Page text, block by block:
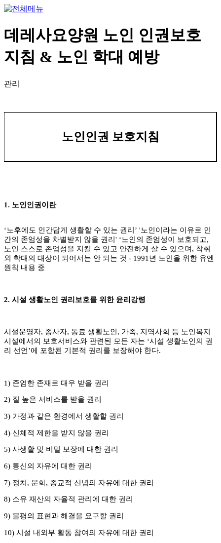
데레사요양원 노인 인권보호
지침 & 노인 학대 예방
관리
노인인권 보호지침
1. 노인인권이란
‘노후에도 인간답게 생활할 수 있는 권리 ’ '노인이라는 이유로 인
간의 존엄성을 차별받지 않을 권리 ' ‘노인의 존엄성이 보호되고,
노인 스스로 존엄성을 지킬 수 있고 안전하게 살 수 있으며 , 착취
외 학대의 대상이 되어서는 안 되는 것 - 1991 년 노인을 위한 유엔
원칙 내용 중
2. 시설 생활노인 권리보호를 위한 윤리강령
시설운영자, 종사자, 동료 생활노인, 가족, 지역사회 등 노인복지
시설에서의 보호서비스와 관련된 모든 자는 ‘시설 생활노인의 권
리 선언’에 포함된 기본적 권리를 보장해야 한다.
1) 존엄한 존재로 대우 받을 권리
2) 질 높은 서비스를 받을 권리
3) 가정과 같은 환경에서 생활할 권리
4) 신체적 제한을 받지 않을 권리
5) 사생활 및 비밀 보장에 대한 권리
6) 통신의 자유에 대한 권리
7) 정치 , 문화, 종교적 신념의 자유에 대한 권리
8) 소유 재산의 자율적 관리에 대한 권리
9) 불평의 표현과 해결을 요구할 권리
10) 시설 내외부 활동 참여의 자유에 대한 권리